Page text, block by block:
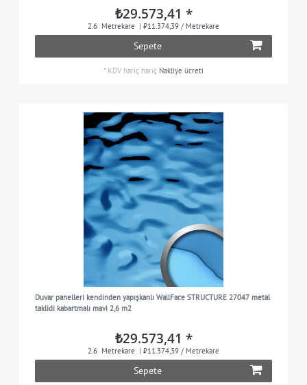
₺29.573,41 *
2.6 Metrekare | ₺11.374,39 / Metrekare
Sepete
* KDV hariç hariç Nakliye ücreti
Duvar panelleri kendinden yapışkanlı WallFace STRUCTURE 27047 metal
taklidi kabartmalı mavi 2,6 m2
₺29.573,41 *
2.6 Metrekare | ₺11.374,39 / Metrekare
Sepete